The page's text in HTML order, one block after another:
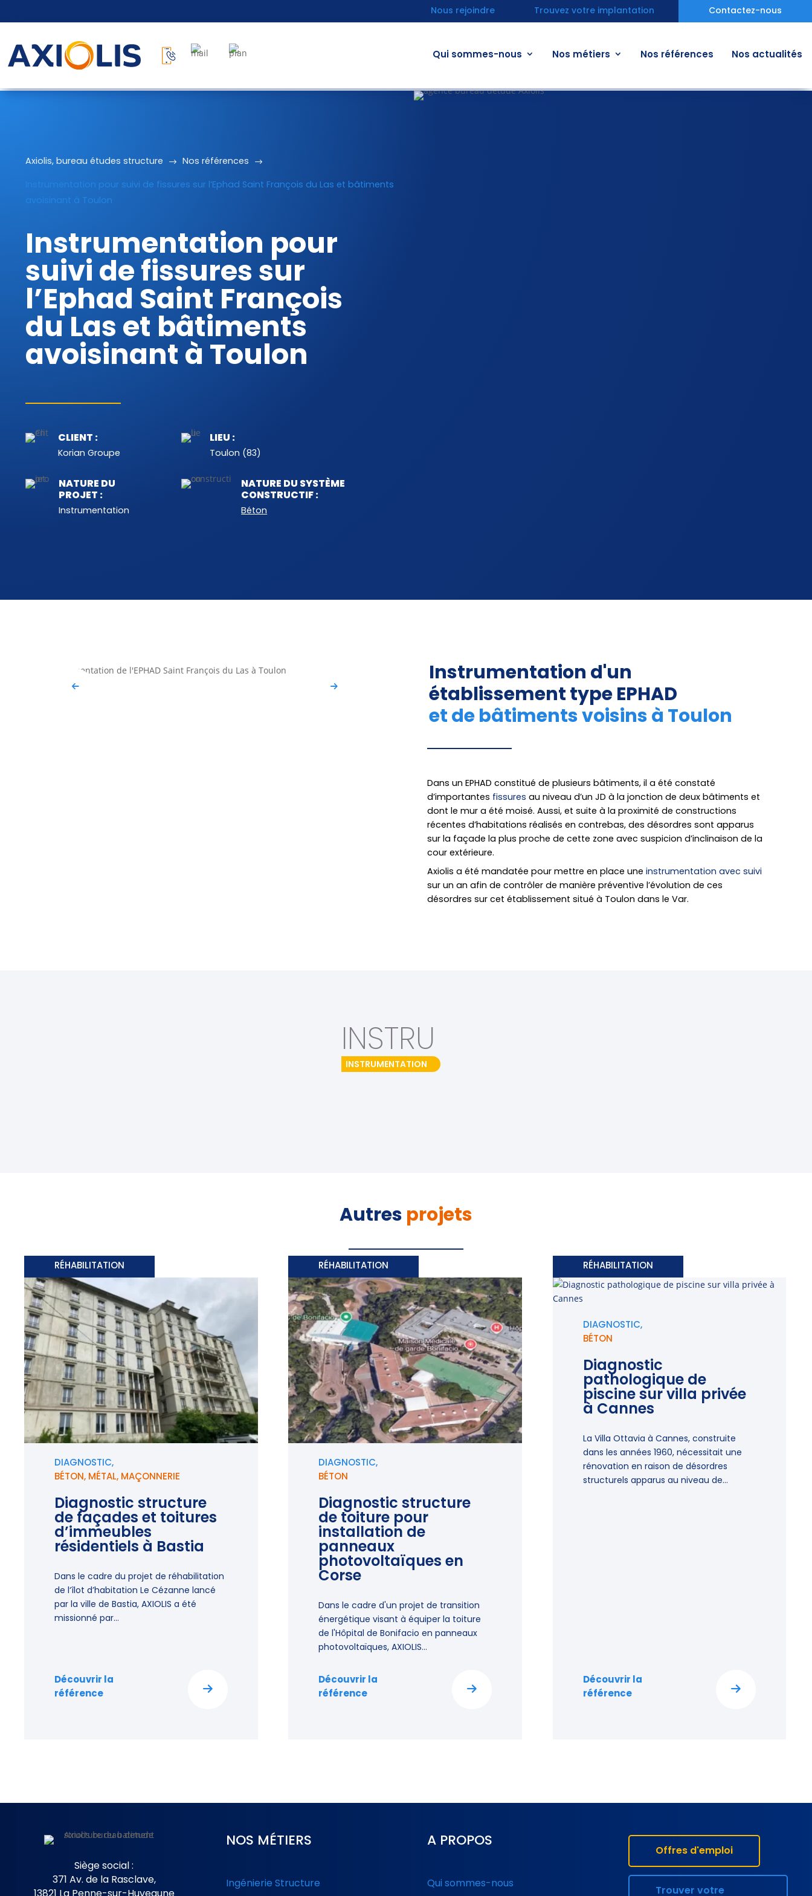
Nous rejoindre Trouvez votre implantation Contactez-nous
Qui sommes-nous Nos métiers Nos références Nos actualités
Axiolis, bureau études structure $ Nos références $
Instrumentation pour suivi de fissures sur l’Ephad Saint François du Las et bâtiments
avoisinant à Toulon
Instrumentation pour
suivi de fissures sur
l’Ephad Saint François
du Las et bâtiments
avoisinant à Toulon
CLIENT :
Korian Groupe
NATURE DU
PROJET :
Instrumentation
LIEU :
Toulon (83)
NATURE DU SYSTÈME
CONSTRUCTIF :
Béton
Instrumentation d'un
établissement type EPHAD
et de bâtiments voisins à Toulon
Dans un EPHAD constitué de plusieurs bâtiments, il a été constaté
d’importantes fissures au niveau d’un JD à la jonction de deux bâtiments et
dont le mur a été moisé. Aussi, et suite à la proximité de constructions
récentes d’habitations réalisés en contrebas, des désordres sont apparus
sur la façade la plus proche de cette zone avec suspicion d’inclinaison de la
cour extérieure.
Axiolis a été mandatée pour mettre en place une instrumentation avec suivi
sur un an afin de contrôler de manière préventive l’évolution de ces
désordres sur cet établissement situé à Toulon dans le Var.
INSTRU
INSTRUMENTATION
Autres projets
RÉHABILITATION
DIAGNOSTIC,
BÉTON, MÉTAL, MAÇONNERIE
Diagnostic structure
de façades et toitures
d’immeubles
résidentiels à Bastia
Dans le cadre du projet de réhabilitation
de l‘îlot d’habitation Le Cézanne lancé
par la ville de Bastia, AXIOLIS a été
missionné par...
Découvrir la
référence
RÉHABILITATION
DIAGNOSTIC,
BÉTON
Diagnostic structure
de toiture pour
installation de
panneaux
photovoltaïques en
Corse
Dans le cadre d'un projet de transition
énergétique visant à équiper la toiture
de l'Hôpital de Bonifacio en panneaux
photovoltaïques, AXIOLIS...
Découvrir la
référence
RÉHABILITATION
DIAGNOSTIC,
BÉTON
Diagnostic
pathologique de
piscine sur villa privée
à Cannes
La Villa Ottavia à Cannes, construite
dans les années 1960, nécessitait une
rénovation en raison de désordres
structurels apparus au niveau de...
Découvrir la
référence
Siège social :
371 Av. de la Rasclave,
NOS MÉTIERS
Ingénierie Structure
A PROPOS
Qui sommes-nous
Offres d'emploi
Trouver votre